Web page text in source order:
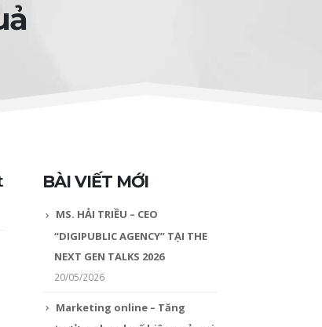
BÀI VIẾT MỚI
MS. HẢI TRIỀU – CEO
“DIGIPUBLIC AGENCY” TẠI THE
NEXT GEN TALKS 2026
20/05/2026
Marketing online – Tăng